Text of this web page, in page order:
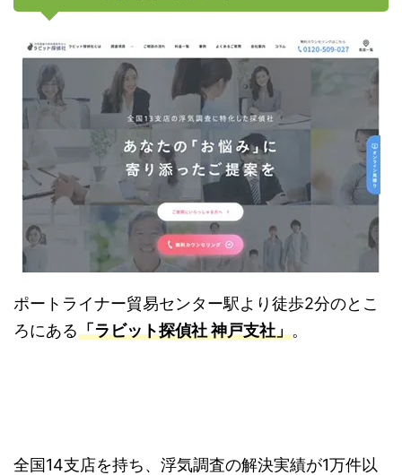
ポートライナー貿易センター駅より徒歩2分のとこ
ろにある「ラビット探偵社 神戸支社」。
全国14支店を持ち、浮気調査の解決実績が1万件以